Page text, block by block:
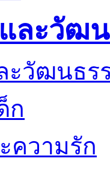
ละวัฒ
ก
ความรัก